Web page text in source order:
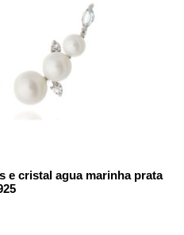
e cristal agua marinha prata